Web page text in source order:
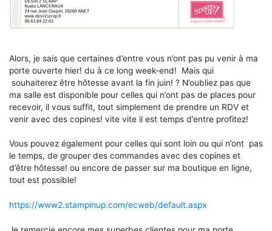
Alors, je sais que certaines d’entre vous n’ont pas pu venir à ma
porte ouverte hier! du à ce long week-end! Mais qui
souhaiterez être hôtesse avant la fin juin! ? N’oubliez pas que
ma salle est disponible pour celles qui n’ont pas de places pour
recevoir, il vous suffit, tout simplement de prendre un RDV et
venir avec des copines! vite vite il est temps d’entre profitez!
Vous pouvez également pour celles qui sont loin ou qui n’ont pas
le temps, de grouper des commandes avec des copines et
d’être hôtesse! ou encore de passer sur ma boutique en ligne,
tout est possible!
https://www2.stampinup.com/ecweb/default.aspx